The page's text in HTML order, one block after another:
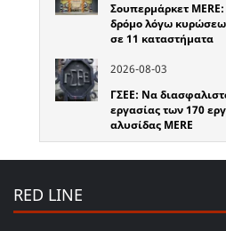
Σουπερμάρκετ
δρόμο λόγω
σε 11 καταστήματα
2026-08-03
ΓΣΕΕ: Να
εργασίας των 170
αλυσίδας MERE
RED LINE